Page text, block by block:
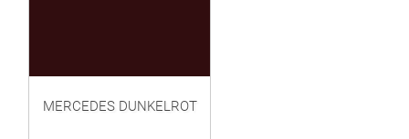
MERCEDES DUNKELROT